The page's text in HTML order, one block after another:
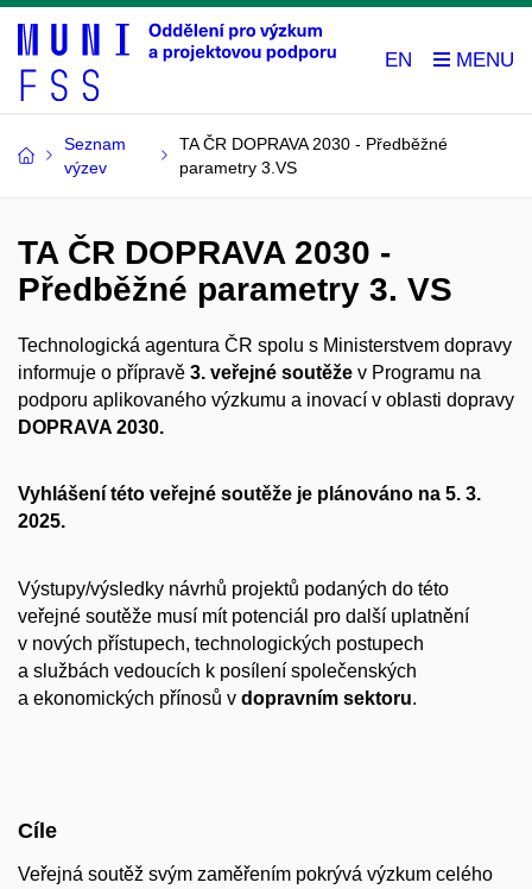
EN
Seznam
výzev
TA ČR DOPRAVA 2030 - Předběžné
parametry 3.VS
TA ČR DOPRAVA 2030 -
Předběžné parametry 3. VS
Technologická agentura ČR spolu s Ministerstvem dopravy
informuje o přípravě 3. veřejné soutěže v Programu na
podporu aplikovaného výzkumu a inovací v oblasti dopravy
DOPRAVA 2030.
Vyhlášení této veřejné soutěže je plánováno na 5. 3.
2025.
Výstupy/výsledky návrhů projektů podaných do této
veřejné soutěže musí mít potenciál pro další uplatnění
v nových přístupech, technologických postupech
a službách vedoucích k posílení společenských
a ekonomických přínosů v dopravním sektoru.
Cíle
Veřejná soutěž svým zaměřením pokrývá výzkum celého